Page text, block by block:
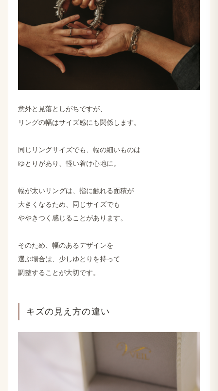
意外と​見落としが​ちですが、
リングの​幅は​サイズ感にも​関係します。
同じリングサイズでも、​幅の​細い​ものは
ゆとりが​あり、​軽い​着け心地に。
幅が​太いリングは、​指に​触れる​面積が
大きくなる​ため、​同じ​サイズでも
や​やきつく​感じる​ことがあります。
その​ため、​幅の​ある​デザインを
選ぶ​場合は、​少しゆとりを​持って
調整する​ことが​大切です。
キズの​見え方の​違い